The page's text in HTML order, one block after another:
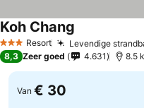
3 SterrenResort Levendige
Koh Chang
8,3 Zeer goed 4.631 8.5
Van € 30